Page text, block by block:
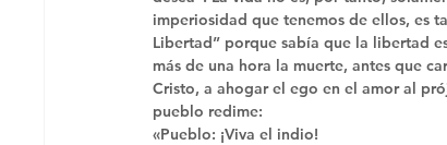
imperiosidad que tenemos de ellos, es
Libertad” porque sabía que la libertad
más de una hora la muerte, antes que
Cristo, a ahogar el ego en el amor al
pueblo redime:
«Pueblo: ¡Viva el indio!